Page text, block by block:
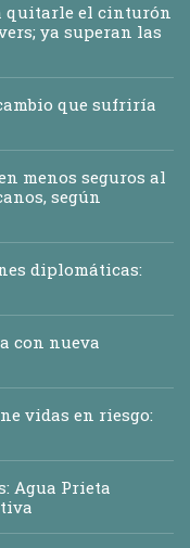
quitarle el cinturón
ya superan las
que sufriría
menos seguros al
según
diplomáticas:
con nueva
vidas en riesgo:
Agua Prieta